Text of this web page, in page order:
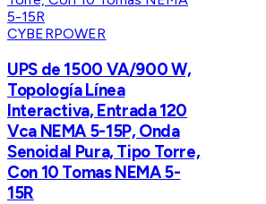
CYBERPOWER
UPS de 1500 VA/900 W,
Topología Línea
Interactiva, Entrada 120
Vca NEMA 5-15P, Onda
Senoidal Pura, Tipo Torre,
Con 10 Tomas NEMA 5-
15R